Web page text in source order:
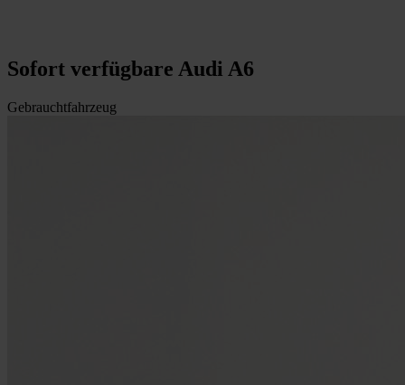
Sofort verfügbare Audi A6
Gebrauchtfahrzeug